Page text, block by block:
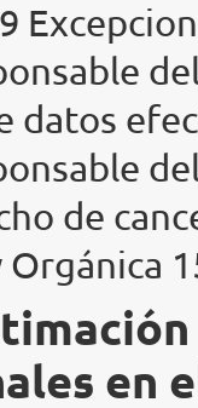
datos
de
Orgánica
en